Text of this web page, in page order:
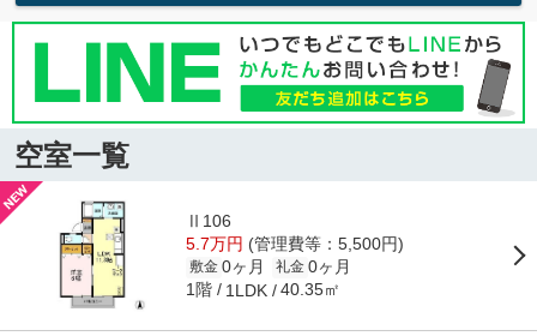
空室一覧
Ⅱ106
5.7万円 (管理費等：5,500円)
敷金 0ヶ月 礼金 0ヶ月
1階 1LDK 40.35㎡